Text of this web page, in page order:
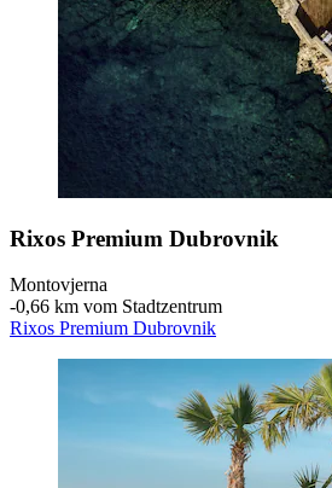
Rixos Premium Dubrovnik
Montovjerna
‐0,66 km vom Stadtzentrum
Rixos Premium Dubrovnik